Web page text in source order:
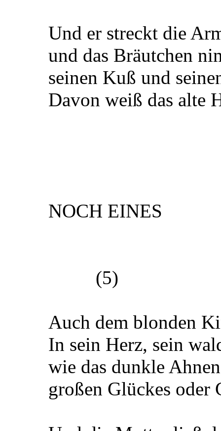
Und er streckt die
und das Bräutchen
seinen Kuß und
Davon weiß das alte
NOCH EINES
(5)
Auch dem blonden
In sein Herz, sein
wie das dunkle
großen Glückes oder